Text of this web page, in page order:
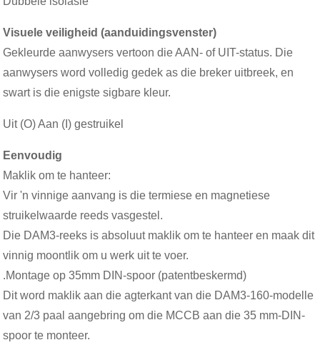
Visuele veiligheid (aanduidingsvenster)
Gekleurde aanwysers vertoon die AAN- of UIT-status. Die
aanwysers word volledig gedek as die breker uitbreek, en
swart is die enigste sigbare kleur.
Uit (O) Aan (I) gestruikel
Eenvoudig
Maklik om te hanteer:
Vir 'n vinnige aanvang is die termiese en magnetiese
struikelwaarde reeds vasgestel.
Die DAM3-reeks is absoluut maklik om te hanteer en maak dit
vinnig moontlik om u werk uit te voer.
.Montage op 35mm DIN-spoor (patentbeskermd)
Dit word maklik aan die agterkant van die DAM3-160-modelle
van 2/3 paal aangebring om die MCCB aan die 35 mm-DIN-
spoor te monteer.